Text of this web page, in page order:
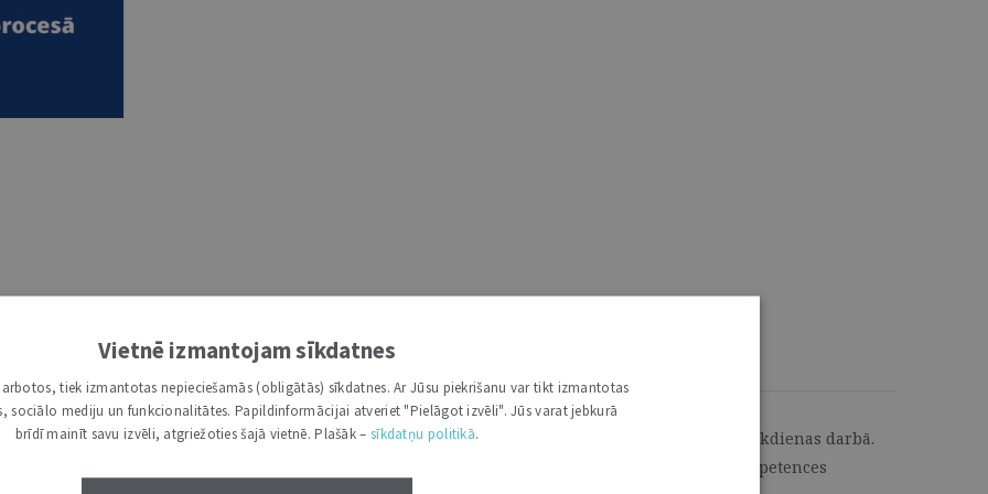
kas palīdz papildināt jurista kompetenci ar argumentiem, ko izmantot gan tiesās, gan ikdienas darbā.
datubāze Latvijā. “Jurista Vārda” misija ir nemainīga – tā ir juristu profesionālās kompetences
Vietnē izmantojam sīkdatnes
tiek izmantotas nepieciešamās (obligātās) sīkdatnes. Ar Jūsu piekrišanu var tikt izmantotas
sociālo mediju un funkcionalitātes. Papildinformācijai atveriet "Pielāgot izvēli". Jūs varat jebkurā
brīdī mainīt savu izvēli, atgriežoties šajā vietnē. Plašāk – sīkdatņu politikā.